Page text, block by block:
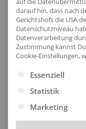
darauf hin, dass nach
Gerichtshofs die USA
Datenschutzniveau
Datenverarbeitung
Zustimmung kannst
Cookie-Einstellungen,
Es folgt eine
Essenziell
Statistik
Marketing